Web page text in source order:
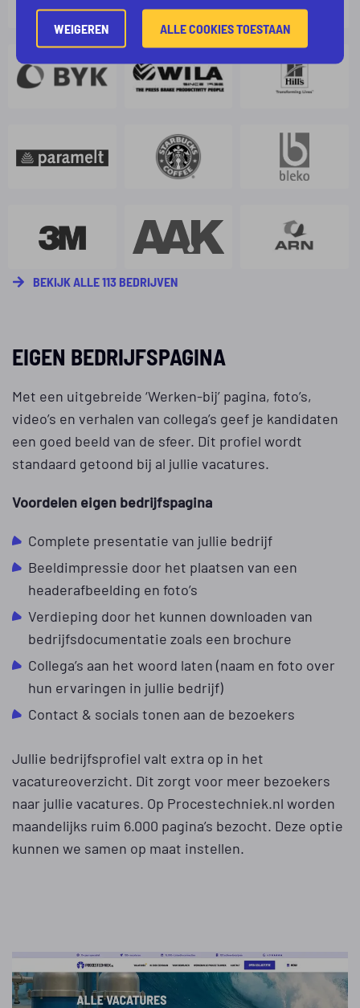
BEKIJK ALLE 113 BEDRIJVEN
EIGEN BEDRIJFSPAGINA
Met een uitgebreide ‘Werken-bij’ pagina, foto’s,
video’s en verhalen van collega’s geef je kandidaten
een goed beeld van de sfeer. Dit profiel wordt
standaard getoond bij al jullie vacatures.
Voordelen eigen bedrijfspagina
Complete presentatie van jullie bedrijf
Beeldimpressie door het plaatsen van een
headerafbeelding en foto’s
Verdieping door het kunnen downloaden van
bedrijfsdocumentatie zoals een brochure
Collega’s aan het woord laten (naam en foto over
hun ervaringen in jullie bedrijf)
Contact & socials tonen aan de bezoekers
Jullie bedrijfsprofiel valt extra op in het
vacatureoverzicht. Dit zorgt voor meer bezoekers
naar jullie vacatures. Op Procestechniek.nl worden
maandelijks ruim 6.000 pagina’s bezocht. Deze optie
kunnen we samen op maat instellen.
WEIGEREN ALLE COOKIES TOESTAAN